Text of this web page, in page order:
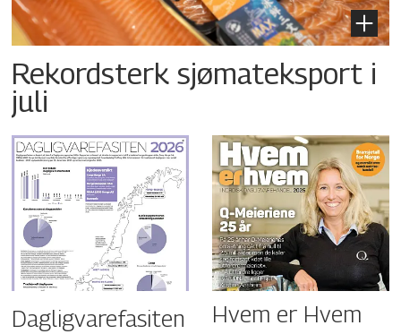
Rekordsterk sjømateksport i
juli
Dagligvarefasiten Hvem er Hvem